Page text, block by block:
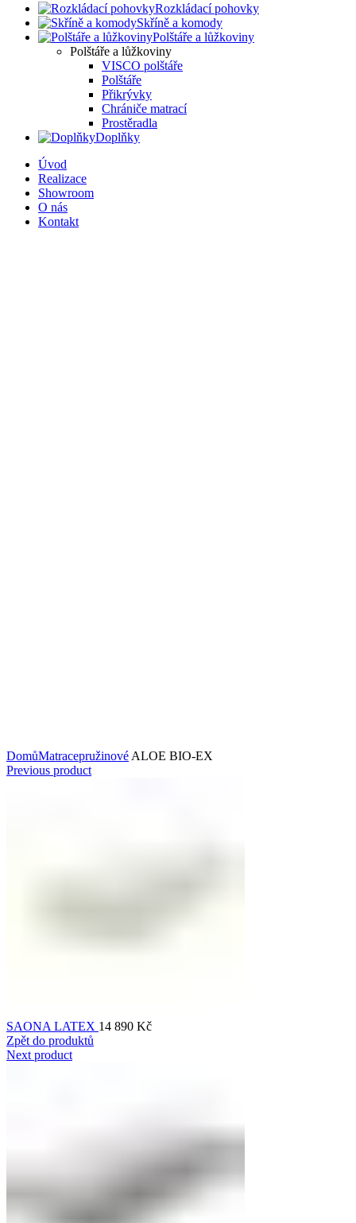
Rozkládací pohovky
Skříně a komody
Polštáře a lůžkoviny
Polštáře a lůžkoviny
VISCO polštáře
Polštáře
Přikrývky
Chrániče matrací
Prostěradla
Doplňky
Úvod
Realizace
Showroom
O nás
Kontakt
DomůMatracepružinové ALOE BIO-EX
Previous product
SAONA LATEX 14 890 Kč
Zpět do produktů
Next product